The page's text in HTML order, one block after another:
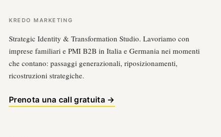
KREDO MARKETING
Strategic Identity & Transformation Studio. Lavoriamo con
imprese familiari e PMI B2B in Italia e Germania nei momenti
che contano: passaggi generazionali, riposizionamenti,
ricostruzioni strategiche.
Prenota una call gratuita →